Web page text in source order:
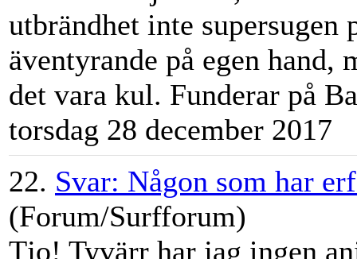
utbrändhet inte
äventyrande på egen
det vara kul. Funderar på
torsdag 28 december 2017
22. Svar: Någon som har
(Forum/Surfforum)
Tjo! Tyvärr har jag ingen